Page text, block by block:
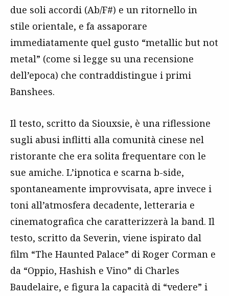
due soli accordi (Ab/F#) e un ritornello in
stile orientale, e fa assaporare
immediatamente quel gusto “metallic but not
metal” (come si legge su una recensione
dell’epoca) che contraddistingue i primi
Banshees.
Il testo, scritto da Siouxsie, è una riflessione
sugli abusi inflitti alla comunità cinese nel
ristorante che era solita frequentare con le
sue amiche. L’ipnotica e scarna b-side,
spontaneamente improvvisata, apre invece i
toni all’atmosfera decadente, letteraria e
cinematografica che caratterizzerà la band. Il
testo, scritto da Severin, viene ispirato dal
film “The Haunted Palace” di Roger Corman e
da “Oppio, Hashish e Vino” di Charles
Baudelaire, e figura la capacità di “vedere” i